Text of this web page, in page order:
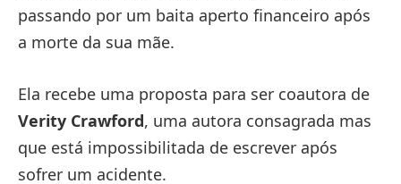
passando por um baita aperto financeiro após
a morte da sua mãe.
Ela recebe uma proposta para ser coautora de
Verity Crawford, uma autora consagrada mas
que está impossibilitada de escrever após
sofrer um acidente.